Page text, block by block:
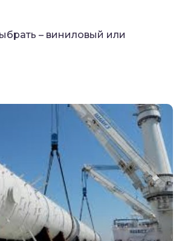
– виниловый или